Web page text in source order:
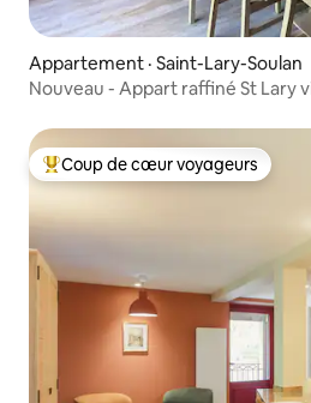
Appartement · Saint-Lary-Soulan
Nouveau - Appart raffiné St Lary
Coup de cœur voyageurs parmi les
Coup de cœur voyageurs